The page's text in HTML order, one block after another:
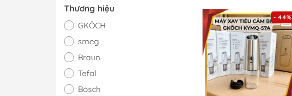
- 44%
Thương hiệu
GKÖCH
smeg
Braun
Tefal
Bosch